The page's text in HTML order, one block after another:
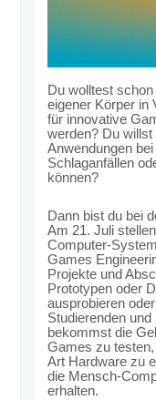
Du wolltest
eigener Körper in
für innovative
werden? Du
Anwendungen
Schlaganfällen
können?
Dann bist du bei
Am 21. Juli
Computer-
Games
Projekte und
Prototypen oder
ausprobieren
Studierenden
bekommst die
Games zu
Art Hardware zu
die Mensch-
erhalten.